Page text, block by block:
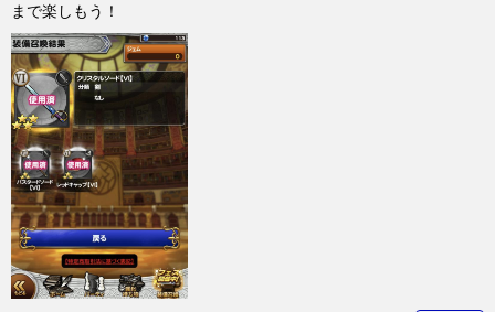
まで楽しもう！